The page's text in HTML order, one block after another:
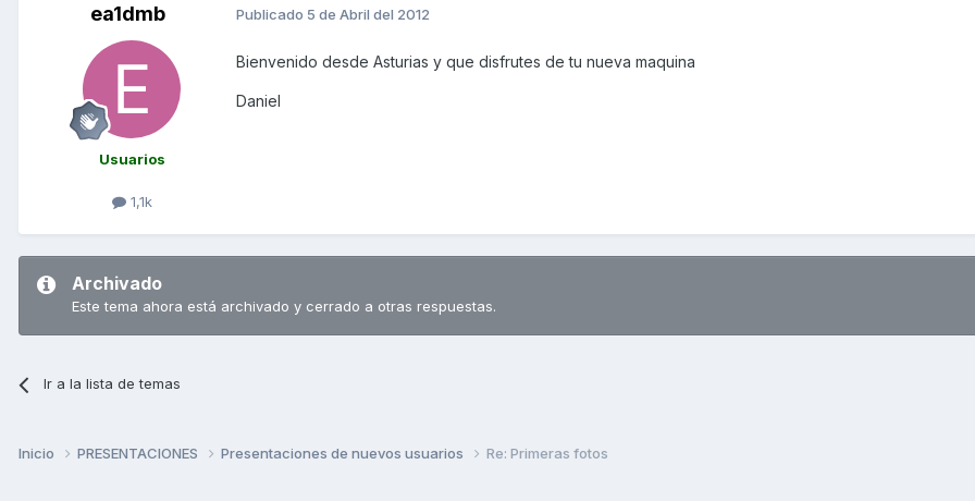
ea1dmb
Usuarios
1,1k
Publicado 5 de Abril del 2012
Bienvenido desde Asturias y que disfrutes de tu nueva maquina
Daniel
Archivado
Este tema ahora está archivado y cerrado a otras respuestas.
Ir a la lista de temas
Inicio PRESENTACIONES Presentaciones de nuevos usuarios Re: Primeras fotos